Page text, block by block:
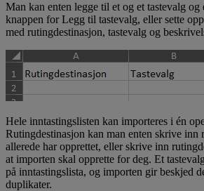
Man kan enten legge til et og et tastevalg
knappen for Legg til tastevalg, eller sette
med rutingdestinasjon, tastevalg og
Hele inntastingslisten kan importeres i én
Rutingdestinasjon kan man enten skrive inn
allerede har opprettet, eller skrive inn
at importen skal opprette for deg. Et
på inntastingslista, og importen gir beskjed
duplikater.